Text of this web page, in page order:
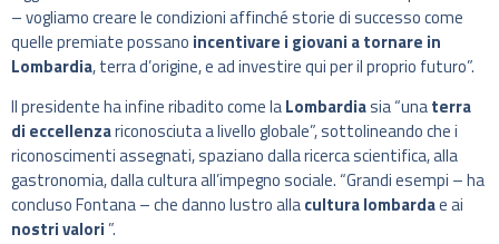
– vogliamo creare le condizioni affinché storie di successo come
quelle premiate possano incentivare i giovani a tornare in
Lombardia, terra d’origine, e ad investire qui per il proprio futuro”.
Il presidente ha infine ribadito come laLombardiasia “unaterra
di eccellenzariconosciuta a livello globale”, sottolineando che i
riconoscimenti assegnati, spaziano dalla ricerca scientifica, alla
gastronomia, dalla cultura all’impegno sociale. “Grandi esempi – ha
concluso Fontana – che danno lustro allacultura lombardae ai
nostri valori ”.